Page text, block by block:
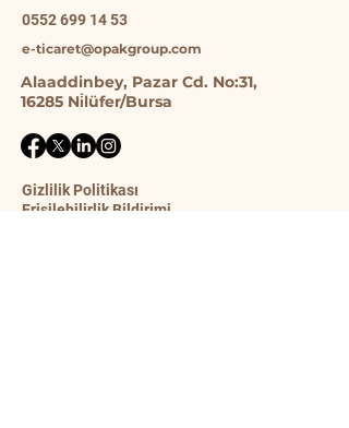
0552 699 14 53
e-ticaret@opakgroup.com
Alaaddinbey, Pazar Cd. No:31,
16285 Ni̇lüfer/Bursa
Gizlilik Politikası
Erişilebilirlik Bildirimi